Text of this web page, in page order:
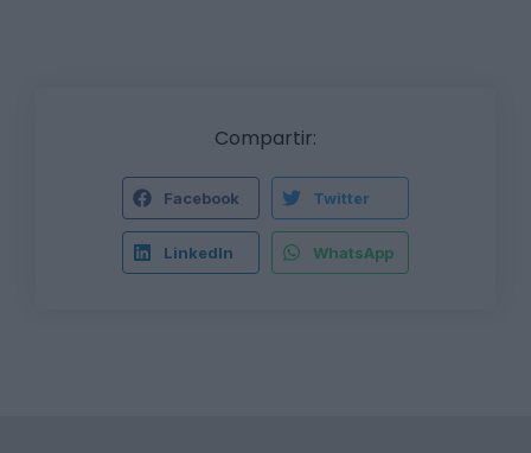
Compartir:
Facebook Twitter
LinkedIn WhatsApp